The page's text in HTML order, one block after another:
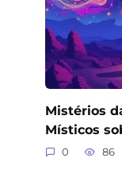
Mistérios
Místicos
0 86